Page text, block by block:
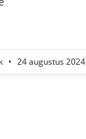
24 augustus 2024